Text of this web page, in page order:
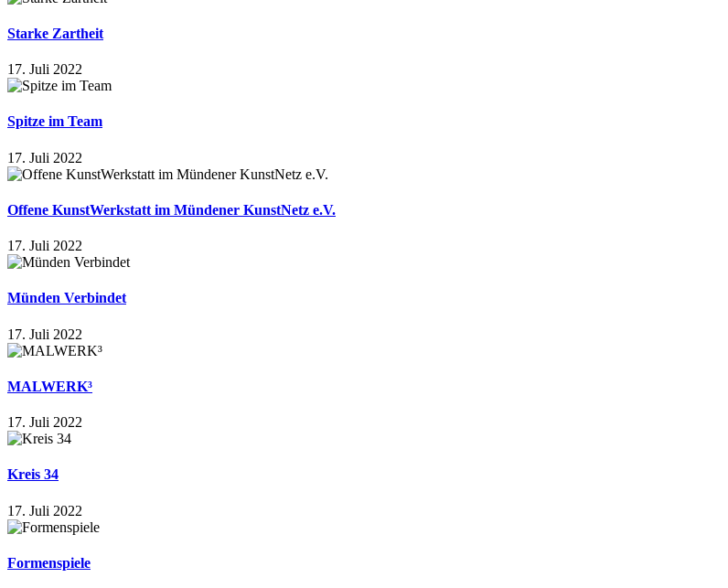
Starke Zartheit
17. Juli 2022
Spitze im Team
17. Juli 2022
Offene KunstWerkstatt im Mündener KunstNetz e.V.
17. Juli 2022
Münden Verbindet
17. Juli 2022
MALWERK³
17. Juli 2022
Kreis 34
17. Juli 2022
Formenspiele